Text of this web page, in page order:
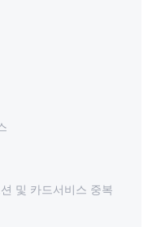
및 카드서비스 중복